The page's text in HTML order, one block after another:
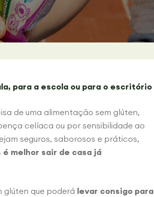
para a escola ou para o escritório
de uma alimentação sem glúten,
celíaca ou por sensibilidade ao
seguros, saborosos e práticos,
é melhor sair de casa já
glúten que poderá levar consigo para